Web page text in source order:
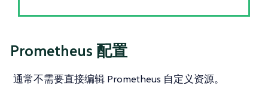
Prometheus 配置
通常不需要直接编辑 Prometheus 自定义资源。